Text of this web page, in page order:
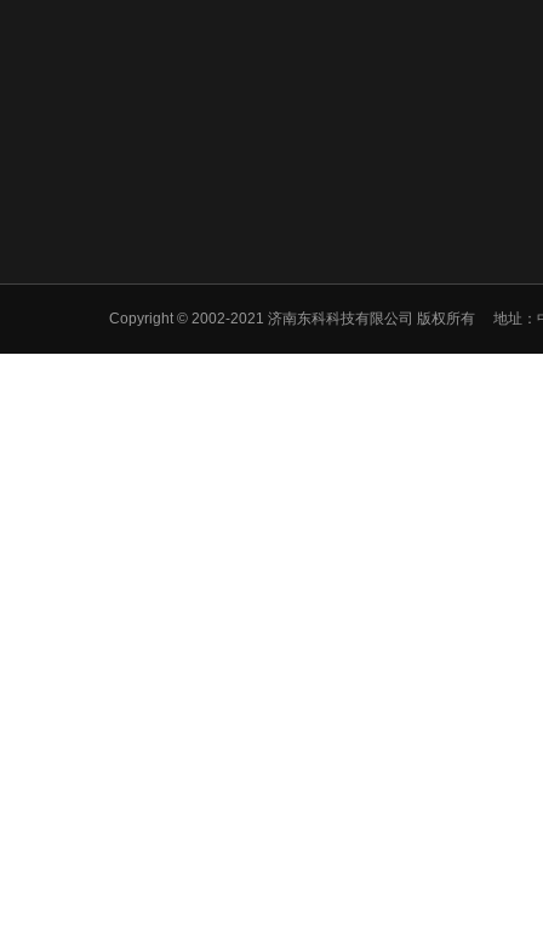
Copyright © 2002-2021 济南东科科技有限公司 版权所有 地址